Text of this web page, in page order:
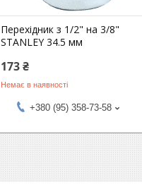
Перехідник з 1/2" на 3/8"
STANLEY 34.5 мм
173 ₴
Немає в наявності
+380 (95) 358-73-58